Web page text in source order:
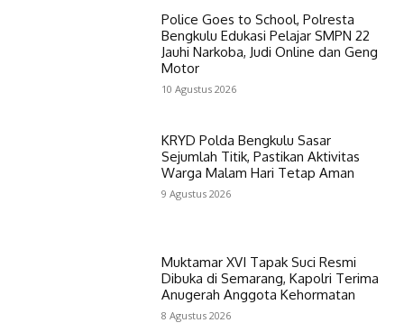
Police Goes to School, Polresta
Bengkulu Edukasi Pelajar SMPN 22
Jauhi Narkoba, Judi Online dan Geng
Motor
10 Agustus 2026
KRYD Polda Bengkulu Sasar
Sejumlah Titik, Pastikan Aktivitas
Warga Malam Hari Tetap Aman
9 Agustus 2026
Muktamar XVI Tapak Suci Resmi
Dibuka di Semarang, Kapolri Terima
Anugerah Anggota Kehormatan
8 Agustus 2026